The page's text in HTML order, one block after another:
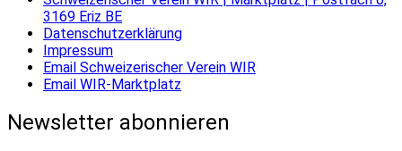
3169 Eriz BE
Datenschutzerklärung
Impressum
Email Schweizerischer Verein WIR
Email WIR-Marktplatz
Newsletter abonnieren